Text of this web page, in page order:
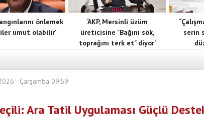
önlemek
umut olabilir'
‘AKP, Mersinli üzüm
üreticisine "Bağını sök,
toprağını terk et" diyor’
serin
- Çarşamba 09:59
Ara Tatil Uygulaması Güçlü